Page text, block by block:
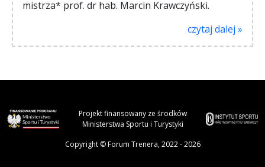
mistrza* prof. dr hab. Marcin Krawczyński.
czytaj dalej »
Projekt finansowany ze środków
Ministerstwa Sportu i Turystyki
Copyright © Forum Trenera, 2022 - 2026